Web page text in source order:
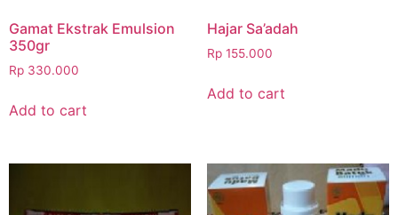
Gamat Ekstrak Emulsion
350gr
Rp 330.000
Add to cart
Hajar Sa’adah
Rp155.000
Add to cart